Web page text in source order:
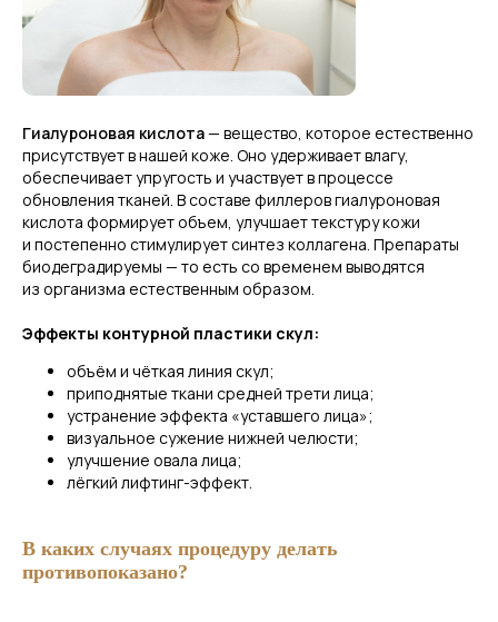
Гиалуроновая кислота— вещество, которое естественно
присутствует в нашей коже. Оно удерживает влагу,
обеспечивает упругость и участвует в процессе
обновления тканей. В составе филлеров гиалуроновая
кислота формирует объем, улучшает текстуру кожи
и постепенно стимулирует синтез коллагена. Препараты
биодеградируемы — то есть со временем выводятся
из организма естественным образом.
Эффекты контурной пластики скул:
объём и чёткая линия скул;
приподнятые ткани средней трети лица;
устранение эффекта «уставшего лица»;
визуальное сужение нижней челюсти;
улучшение овала лица;
лёгкий лифтинг-эффект.
В каких случаях процедуру делать
противопоказано?
Запишитесь на контурную
и запишем на прием.